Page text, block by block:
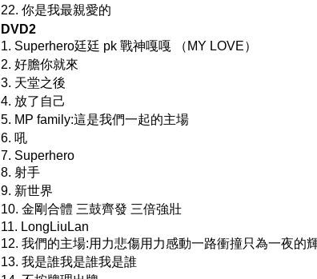
22. 你是我最親愛的
DVD2
1. Superhero廷廷 pk 戰神嘎嘎 （MY LOVE）
2. 好膽你就來
3. 天堂之後
4. 放了自己
5. MP family:這是我們一起的主場
6. 吼
7. Superhero
8. 射手
9. 新世界
10. 金剛合體 三鼓齊發 三倍強壯
11. LongLiuLan
12. 我們的主場:用力悲傷用力感動一路衝撞只為一夜的
13. 我是誰我是誰我是誰